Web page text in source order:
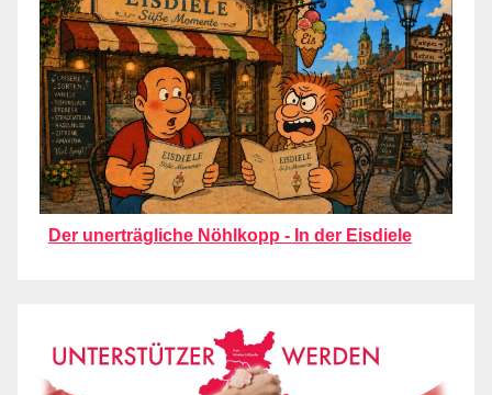
Der unerträgliche Nöhlkopp - In der Eisdiele